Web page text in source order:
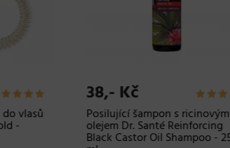
38,- Kč
Posilující šampon s ricinovým
olejem Dr. Santé Reinforcing
Black Castor Oil Shampoo - 250